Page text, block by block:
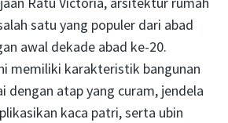
satu yang populer dari abad
awal dekade abad ke-20.
memiliki karakteristik bangunan
dengan atap yang curam, jendela
kaca patri, serta ubin